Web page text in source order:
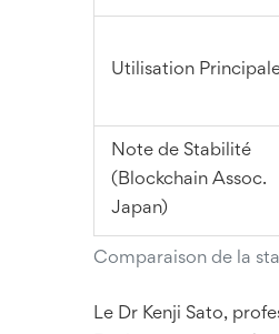
Comparaison de la
Utilisation
Note de Stabilité
(Blockchain Assoc.
Japan)
Le Dr Kenji Sato,